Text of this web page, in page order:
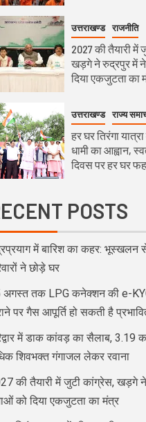
उत्तराखण्ड राजनीति
2027 की तैयारी में
खड़गे ने रुद्रपुर में
दिया एकजुटता का
उत्तराखण्ड राज्य
हर घर तिरंगा
धामी का आह्वान,
दिवस पर हर घर
POSTS
में बारिश का कहर: भूस्खलन
ने छोड़े घर
अगस्त तक LPG कनेक्शन की e-
पर गैस आपूर्ति हो सकती है
में डाक कांवड़ का सैलाब, 3.19
शिवभक्त गंगाजल लेकर रवाना
की तैयारी में जुटी कांग्रेस, खड़गे
को दिया एकजुटता का मंत्र